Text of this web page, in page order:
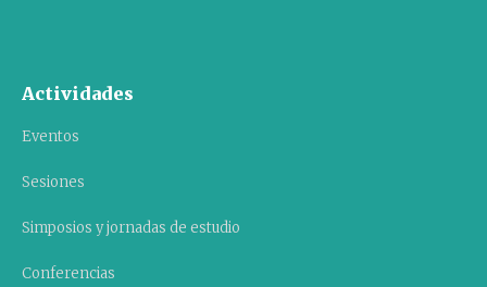
Actividades
Eventos
Sesiones
Simposios y jornadas de estudio
Conferencias